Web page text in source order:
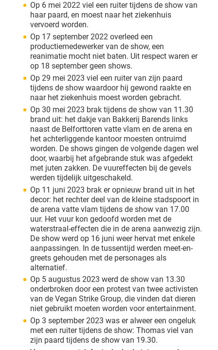
Op 6 mei 2022 viel een ruiter tijdens de show van
haar paard, en moest naar het ziekenhuis
vervoerd worden.
Op 17 september 2022 overleed een
productiemedewerker van de show, een
reanimatie mocht niet baten. Uit respect waren er
op 18 september geen shows.
Op 29 mei 2023 viel een ruiter van zijn paard
tijdens de show waardoor hij gewond raakte en
naar het ziekenhuis moest worden gebracht.
Op 30 mei 2023 brak tijdens de show van 11.30
brand uit: het dakje van Bakkerij Barends links
naast de Belforttoren vatte vlam en de arena en
het achterliggende kantoor moesten ontruimd
worden. De shows gingen de volgende dagen wel
door, waarbij het afgebrande stuk was afgedekt
met juten zakken. De vuureffecten bij de gevels
werden tijdelijk uitgeschakeld.
Op 11 juni 2023 brak er opnieuw brand uit in het
decor: het rechter deel van de kleine stadspoort in
de arena vatte vlam tijdens de show van 17.00
uur. Het vuur kon gedoofd worden met de
waterstraal-effecten die in de arena aanwezig zijn.
De show werd op 16 juni weer hervat met enkele
aanpassingen. In de tussentijd werden meet-en-
greets gehouden met de personages als
alternatief.
Op 5 augustus 2023 werd de show van 13.30
onderbroken door een protest van twee activisten
van de Vegan Strike Group, die vinden dat dieren
niet gebruikt moeten worden voor entertainment.
Op 3 september 2023 was er alweer een ongeluk
met een ruiter tijdens de show: Thomas viel van
zijn paard tijdens de show van 19.30.